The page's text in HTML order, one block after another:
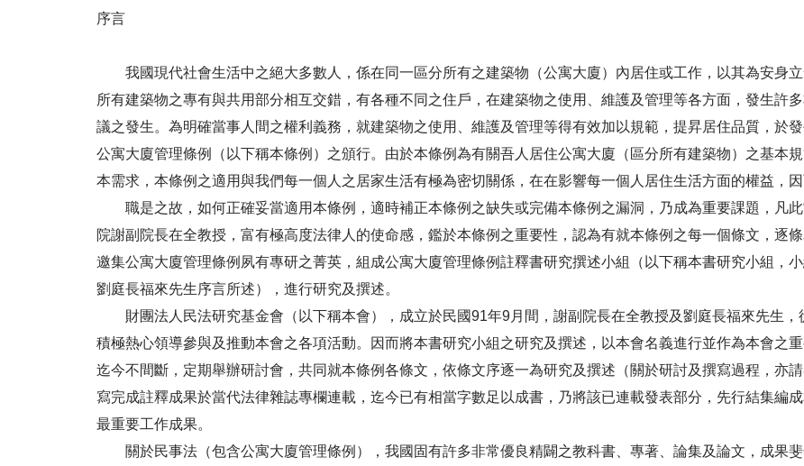
序言
我國現代社會生活中之絕大多數人，係在同一區分所有之建築物（公寓大廈）內居住或工作，以其為安身
所有建築物之專有與共用部分相互交錯，有各種不同之住戶，在建築物之使用、維護及管理等各方面，發生許
議之發生。為明確當事人間之權利義務，就建築物之使用、維護及管理等得有效加以規範，提昇居住品質，於
公寓大廈管理條例（以下稱本條例）之頒行。由於本條例為有關吾人居住公寓大廈（區分所有建築物）之基本
本需求，本條例之適用與我們每一個人之居家生活有極為密切關係，在在影響每一個人居住生活方面的權益，因
職是之故，如何正確妥當適用本條例，適時補正本條例之缺失或完備本條例之漏洞，乃成為重要課題，凡
院謝副院長在全教授，富有極高度法律人的使命感，鑑於本條例之重要性，認為有就本條例之每一個條文，逐
邀集公寓大廈管理條例夙有專研之菁英，組成公寓大廈管理條例註釋書研究撰述小組（以下稱本書研究小組，
劉庭長福來先生序言所述），進行研究及撰述。
財團法人民法研究基金會（以下稱本會），成立於民國91年9月間，謝副院長在全教授及劉庭長福來先生，
積極熱心領導參與及推動本會之各項活動。因而將本書研究小組之研究及撰述，以本會名義進行並作為本會之
迄今不間斷，定期舉辦研討會，共同就本條例各條文，依條文序逐一為研究及撰述（關於研討及撰寫過程，亦
寫完成註釋成果於當代法律雜誌專欄連載，迄今已有相當字數足以成書，乃將該已連載發表部分，先行結集編
最重要工作成果。
關於民事法（包含公寓大廈管理條例），我國固有許多非常優良精闢之教科書、專著、論集及論文，成果